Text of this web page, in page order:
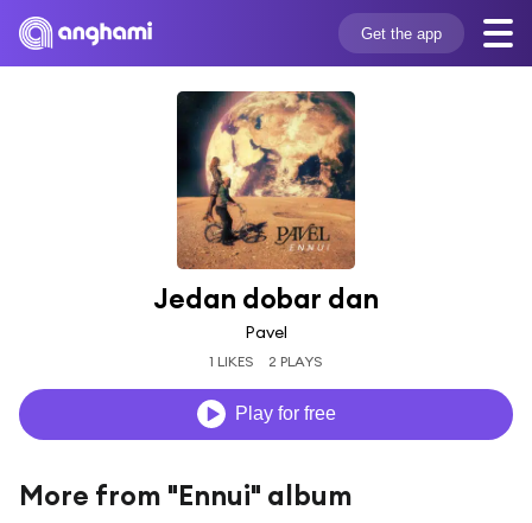
Get the app
Jedan dobar dan
Pavel
1 LIKES 2 PLAYS
Play for free
More from "Ennui" album